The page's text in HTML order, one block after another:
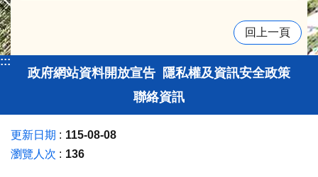
回上一頁
:::
政府網站資料開放宣告 隱私權及資訊安全政策
聯絡資訊
更新日期
115-08-08
瀏覽人次
136